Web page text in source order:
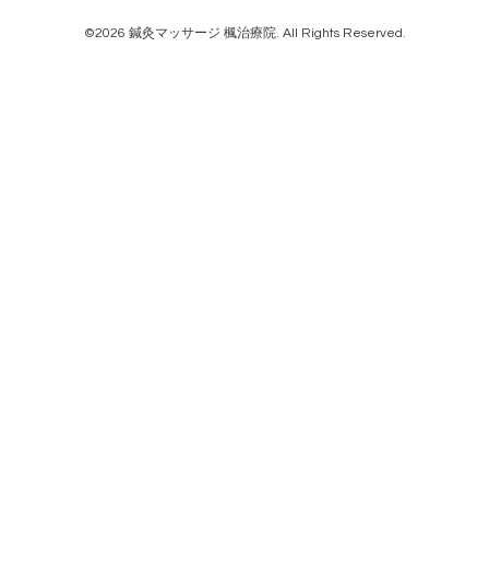
©2026 鍼灸マッサージ 楓治療院. All Rights Reserved.